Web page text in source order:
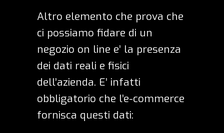
Altro elemento che prova che
ci possiamo fidare di un
negozio on line e’ la presenza
dei dati reali e fisici
dell’azienda. E’ infatti
obbligatorio che l’e-commerce
fornisca questi dati: